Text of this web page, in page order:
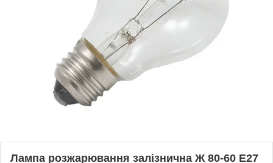
Лампа розжарювання залізнична Ж 80-60 Е27